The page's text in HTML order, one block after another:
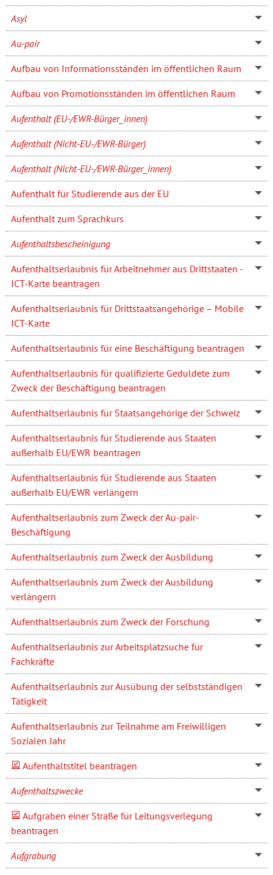
Asyl
Au-pair
Aufbau von Informationsständen im öffentlichen Raum
Aufbau von Promotionsständen im öffentlichen Raum
Aufenthalt (EU-/EWR-Bürger_innen)
Aufenthalt (Nicht-EU-/EWR-Bürger)
Aufenthalt (Nicht-EU-/EWR-Bürger_innen)
Aufenthalt für Studierende aus der EU
Aufenthalt zum Sprachkurs
Aufenthaltsbescheinigung
Aufenthaltserlaubnis für Arbeitnehmer aus Drittstaaten -
ICT-Karte beantragen
Aufenthaltserlaubnis für Drittstaatsangehörige – Mobile
ICT-Karte
Aufenthaltserlaubnis für eine Beschäftigung beantragen
Aufenthaltserlaubnis für qualifizierte Geduldete zum
Zweck der Beschäftigung beantragen
Aufenthaltserlaubnis für Staatsangehörige der Schweiz
Aufenthaltserlaubnis für Studierende aus Staaten
außerhalb EU/EWR beantragen
Aufenthaltserlaubnis für Studierende aus Staaten
außerhalb EU/EWR verlängern
Aufenthaltserlaubnis zum Zweck der Au-pair-
Beschäftigung
Aufenthaltserlaubnis zum Zweck der Ausbildung
Aufenthaltserlaubnis zum Zweck der Ausbildung
verlängern
Aufenthaltserlaubnis zum Zweck der Forschung
Aufenthaltserlaubnis zur Arbeitsplatzsuche für
Fachkräfte
Aufenthaltserlaubnis zur Ausübung der selbstständigen
Tätigkeit
Aufenthaltserlaubnis zur Teilnahme am Freiwilligen
Sozialen Jahr
Aufenthaltstitel beantragen
Aufenthaltszwecke
Aufgraben einer Straße für Leitungsverlegung
beantragen
Aufgrabung